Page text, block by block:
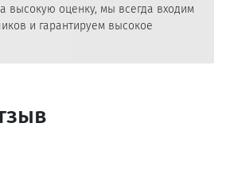
высокую оценку, мы всегда входим
и гарантируем высокое